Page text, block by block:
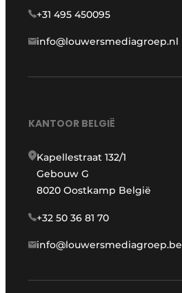
+31 495 450095
info@louwersmediagroep.nl
KANTOOR BELGIË
Kapellestraat 132/1
Gebouw G
8020 Oostkamp België
+32 50 36 81 70
info@louwersmediagroep.be